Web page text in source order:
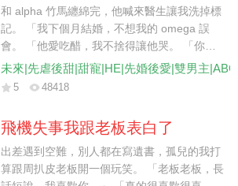
時，顧星辰卻失蹤了。 我找到他時，卻聽到他
不屑地跟別人說： 「如果不是因為江懷風，
我連看他一眼都嫌噁心。」 「毫無價值的
Beta，又怎麼配得上我們顧家呢？」
和 alpha 竹馬纏綿完，他喊來醫生讓我洗掉標
記。 「我下個月結婚，不想我的 omega 誤
會。 「他愛吃醋，我不捨得讓他哭。 「你也
是個大齡剩 O 了，總不能帶著我的標記去和別
的 alpha 相親。」 他殘忍而又薄涼地扔給我一
席。」
未來|先虐後甜|甜寵|HE|先婚後愛|雙男主
5 48418
飛機失事我跟老板表白了
出差遇到空難，別人都在寫遺書，孤兒的我打
算跟周扒皮老板開一個玩笑。 「老板老板，長